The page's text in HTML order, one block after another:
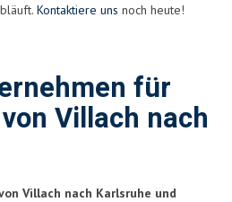
Kontaktiere uns noch heute!
für
Villach nach
Villach nach Karlsruhe und